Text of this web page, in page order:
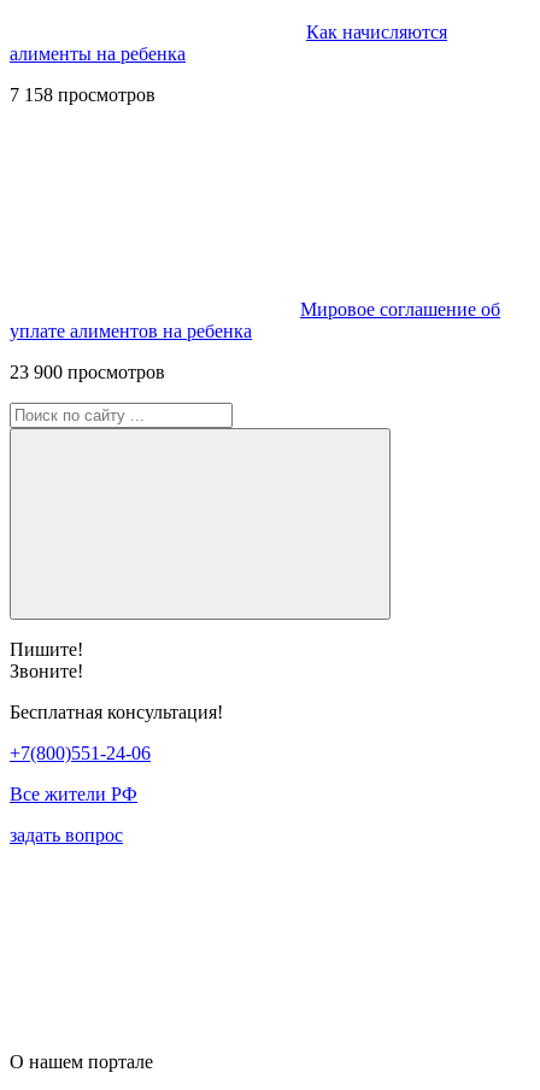
Как начисляются
алименты на ребенка
7 158 просмотров
Мировое соглашение об
уплате алиментов на ребенка
23 900 просмотров
Пишите!
Звоните!
Бесплатная консультация!
+7(800)551-24-06
Все жители РФ
задать вопрос
О нашем портале